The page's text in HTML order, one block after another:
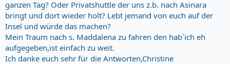
ganzen Tag? Oder Privatshuttle der uns z.b. nach Asinara
bringt und dort wieder holt? Lebt jemand von euch auf der
Insel und würde das machen?
Mein Traum nach s. Maddalena zu fahren den hab`ich eh
aufgegeben,ist einfach zu weit.
Ich danke euch sehr für die Antworten,Christine